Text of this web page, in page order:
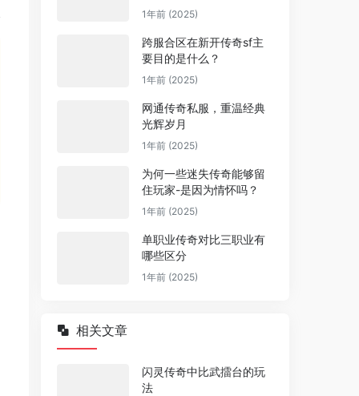
1年前 (2025)
跨服合区在新开传奇sf主
要目的是什么？
1年前 (2025)
网通传奇私服，重温经典
光辉岁月
1年前 (2025)
为何一些迷失传奇能够留
住玩家-是因为情怀吗？
1年前 (2025)
单职业传奇对比三职业有
哪些区分
1年前 (2025)
相关文章
闪灵传奇中比武擂台的玩
法